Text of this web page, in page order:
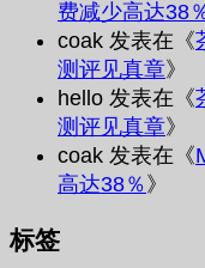
费减少高达38
coak 发表在《
测评见真章》
hello 发表在《
测评见真章》
coak 发表在《
高达38％ 》
标签